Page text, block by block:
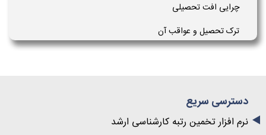
چرایی افت تحصیلی
ترک تحصیل و عواقب آن
دسترسی سریع
نرم افزار تخمین رتبه کارشناسی ارشد